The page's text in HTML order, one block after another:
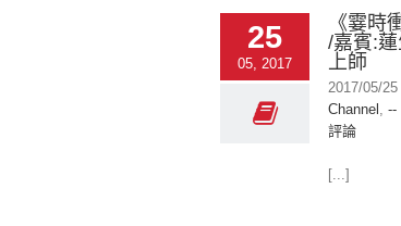
25
05, 2017
《霎時
/嘉賓:
上師
2017/05/
Channel , --
評論
[...]